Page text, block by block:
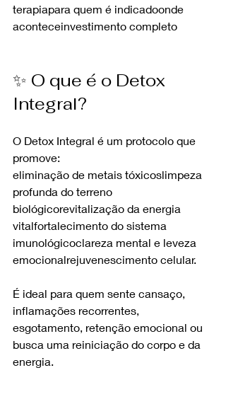
terapiapara quem é indicadoonde
aconteceinvestimento completo
✨ O que é o Detox
Integral?
O Detox Integral é um protocolo que
promove:
eliminação de metais tóxicoslimpeza
profunda do terreno
biológicorevitalização da energia
vitalfortalecimento do sistema
imunológicoclareza mental e leveza
emocionalrejuvenescimento celular.
É ideal para quem sente cansaço,
inflamações recorrentes,
esgotamento, retenção emocional ou
busca uma reiniciação do corpo e da
energia.